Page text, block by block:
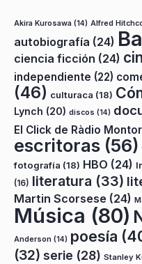
Akira Kurosawa (14) Alfred
autobiografía (24)
ciencia ficción (24)
independiente (22)
(46) culturaca (18)
Lynch (20) discos (14)
El Click de Ràdio
escritoras (56)
fotografía (18) HBO (24)
(16) literatura (33)
Martin Scorsese (24)
Música (80)
Anderson (14) poesía
(32) serie (28) Stanley